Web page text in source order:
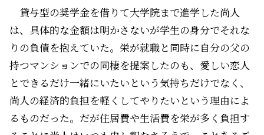
貸与型の奨学金を借りて大学院まで進学した尚人
は、具体的な金額は明かさないが学生の身分でそれな
りの負債を抱えていた。栄が就職と同時に自分の父の
持つマンションでの同棲を提案したのも、愛しい恋人
とできるだけ一緒にいたいという気持ちだけでなく、
尚人の経済的負担を軽くしてやりたいという理由によ
るものだった。だが住居費や生活費を栄が多く負担す